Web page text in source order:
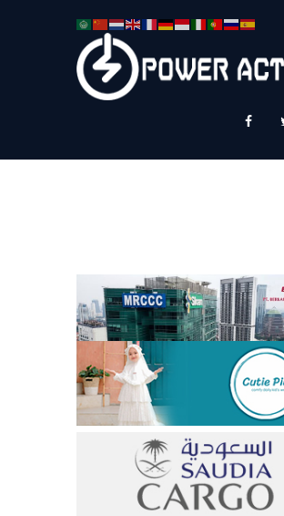
Service Plus